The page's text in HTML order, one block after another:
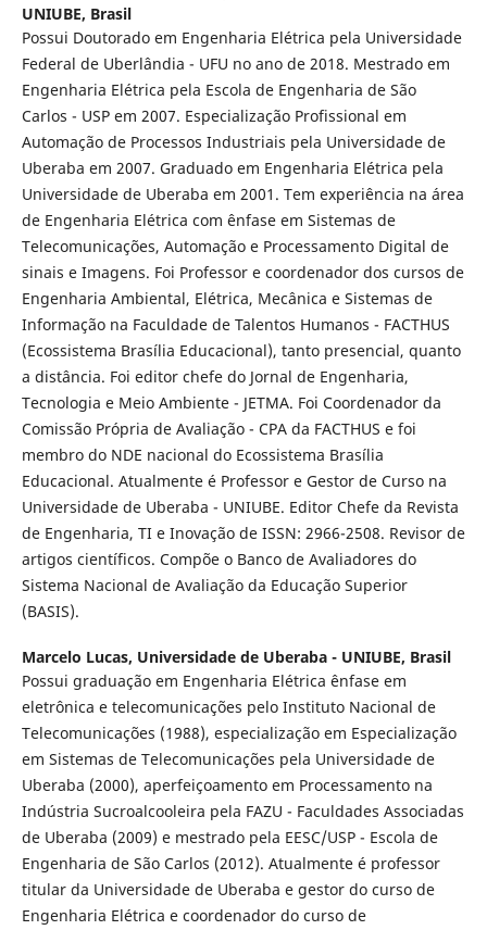
UNIUBE, Brasil
Possui Doutorado em Engenharia Elétrica pela Universidade
Federal de Uberlândia - UFU no ano de 2018. Mestrado em
Engenharia Elétrica pela Escola de Engenharia de São
Carlos - USP em 2007. Especialização Profissional em
Automação de Processos Industriais pela Universidade de
Uberaba em 2007. Graduado em Engenharia Elétrica pela
Universidade de Uberaba em 2001. Tem experiência na área
de Engenharia Elétrica com ênfase em Sistemas de
Telecomunicações, Automação e Processamento Digital de
sinais e Imagens. Foi Professor e coordenador dos cursos de
Engenharia Ambiental, Elétrica, Mecânica e Sistemas de
Informação na Faculdade de Talentos Humanos - FACTHUS
(Ecossistema Brasília Educacional), tanto presencial, quanto
a distância. Foi editor chefe do Jornal de Engenharia,
Tecnologia e Meio Ambiente - JETMA. Foi Coordenador da
Comissão Própria de Avaliação - CPA da FACTHUS e foi
membro do NDE nacional do Ecossistema Brasília
Educacional. Atualmente é Professor e Gestor de Curso na
Universidade de Uberaba - UNIUBE. Editor Chefe da Revista
de Engenharia, TI e Inovação de ISSN: 2966-2508. Revisor de
artigos científicos. Compõe o Banco de Avaliadores do
Sistema Nacional de Avaliação da Educação Superior
(BASIS).
Marcelo Lucas, Universidade de Uberaba - UNIUBE, Brasil
Possui graduação em Engenharia Elétrica ênfase em
eletrônica e telecomunicações pelo Instituto Nacional de
Telecomunicações (1988), especialização em Especialização
em Sistemas de Telecomunicações pela Universidade de
Uberaba (2000), aperfeiçoamento em Processamento na
Indústria Sucroalcooleira pela FAZU - Faculdades Associadas
de Uberaba (2009) e mestrado pela EESC/USP - Escola de
Engenharia de São Carlos (2012). Atualmente é professor
titular da Universidade de Uberaba e gestor do curso de
Engenharia Elétrica e coordenador do curso de